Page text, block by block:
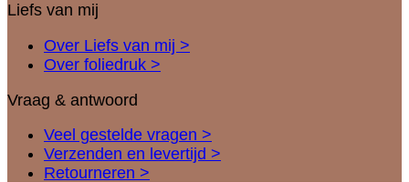
Liefs van mij
Over Liefs van mij >
Over foliedruk >
Vraag & antwoord
Veel gestelde vragen >
Verzenden en levertijd >
Retourneren >